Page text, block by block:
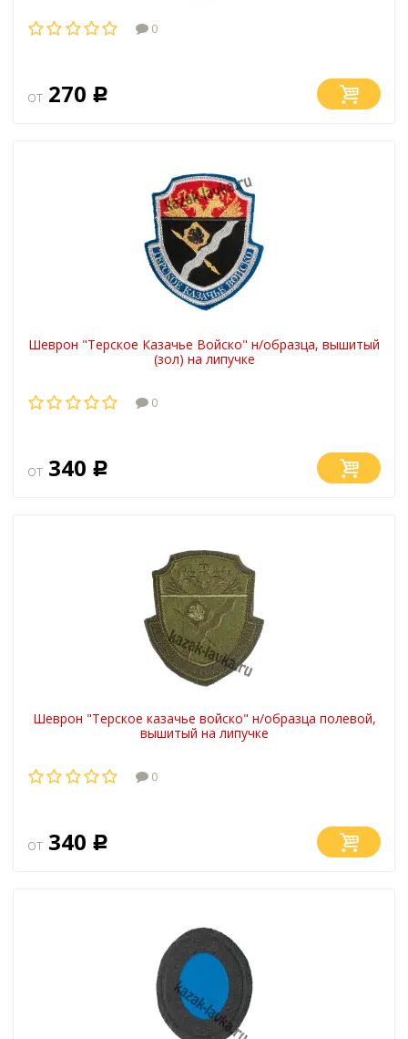
0
от 270 Р
Шеврон "Терское Казачье Войско" н/образца, вышитый
(зол) на липучке
0
от 340 Р
Шеврон "Терское казачье войско" н/образца полевой,
вышитый на липучке
0
от 340 Р